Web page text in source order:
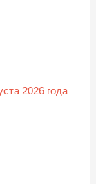
2026 года